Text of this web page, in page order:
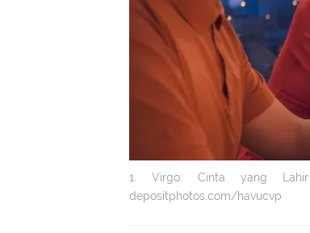
1. Virgo: Cinta yang Lahir
depositphotos.com/havucvp